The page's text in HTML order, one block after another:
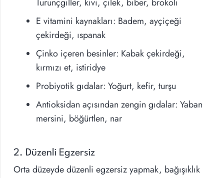
E vitamini kaynakları: Badem, ayçiçeği
çekirdeği, ıspanak
Çinko içeren besinler: Kabak çekirdeği,
kırmızı et, istiridye
Probiyotik gıdalar: Yoğurt, kefir, turşu
Antioksidan açısından zengin gıdalar: Yaban
mersini, böğürtlen, nar
2. Düzenli Egzersiz
Orta düzeyde düzenli egzersiz yapmak, bağışıklık